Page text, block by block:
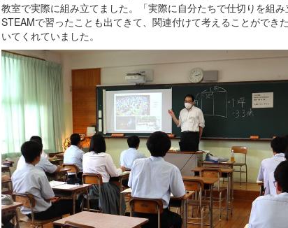
教室で実際に組み立てました。「実際に自分たちで仕切りを組
STEAMで習ったことも出てきて、関連付けて考えることがで
いてくれていました。